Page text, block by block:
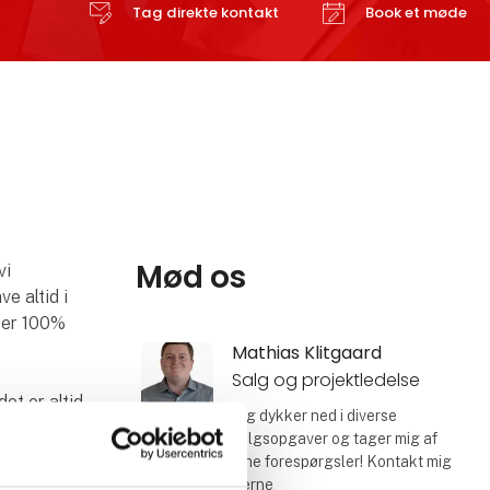
Tag direkte kontakt Book et møde
altid i
100%
er altid
Mød os
Mathias Klitgaard
Salg og projektledelse
Jeg dykker ned i diverse
salgsopgaver og tager mig af
dine forespørgsler! Kontakt mig
gerne